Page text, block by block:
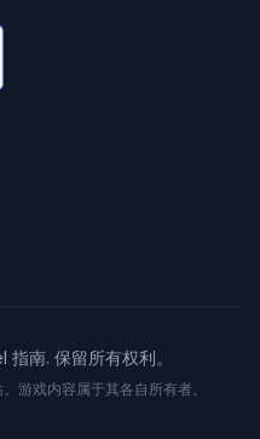
南. 保留所有权利。
游戏内容属于其各自所有者。